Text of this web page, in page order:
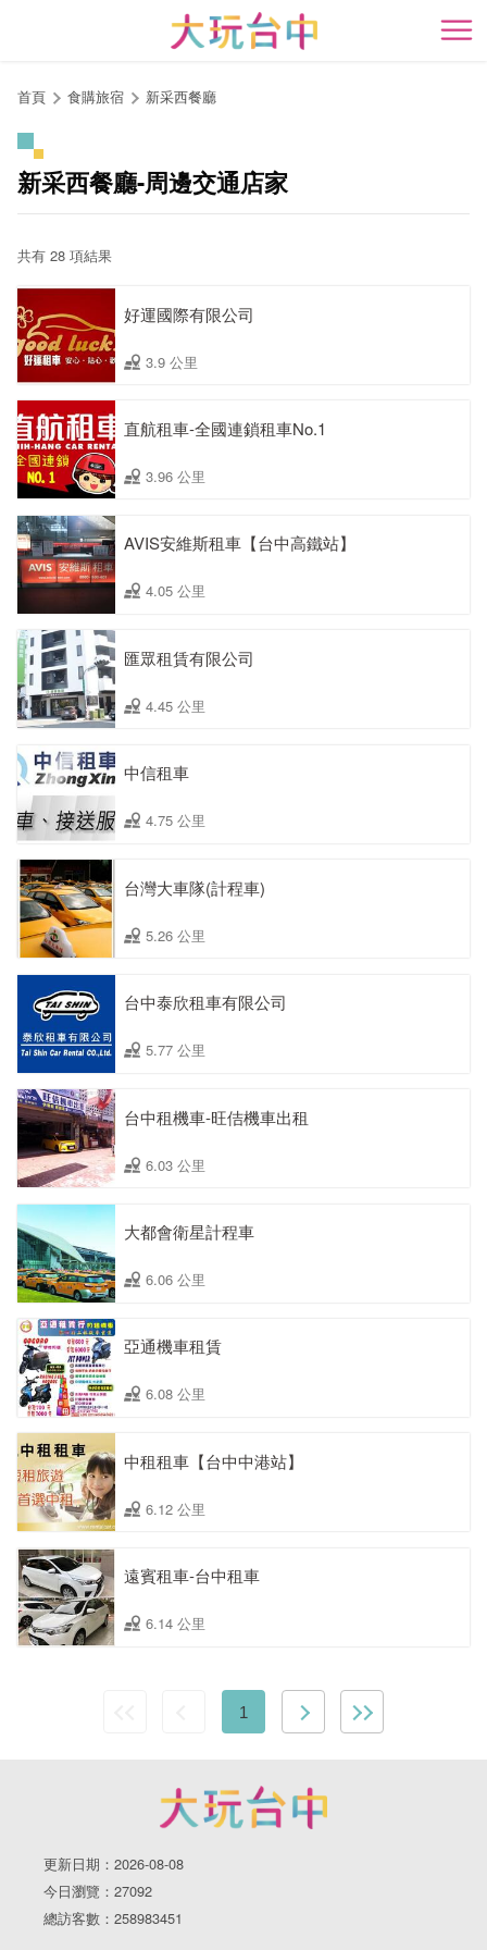
開
首頁 食購旅宿 新采西餐廳
新采西餐廳-周邊交通店家
共有 28 項結果
好運國際有限公司
3.9 公里
直航租車-全國連鎖租車No.1
3.96 公里
AVIS安維斯租車【台中高鐵站】
4.05 公里
匯眾租賃有限公司
4.45 公里
中信租車
4.75 公里
台灣大車隊(計程車)
5.26 公里
台中泰欣租車有限公司
5.77 公里
台中租機車-旺佶機車出租
6.03 公里
大都會衛星計程車
6.06 公里
亞通機車租賃
6.08 公里
中租租車【台中中港站】
6.12 公里
遠賓租車-台中租車
6.14 公里
1
更新日期：2026-08-08
今日瀏覽：27092
總訪客數：258983451